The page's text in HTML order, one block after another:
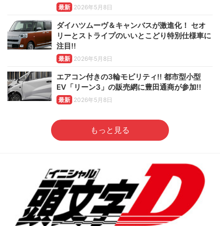
最新 2026年5月8日
ダイハツムーヴ＆キャンバスが激進化！ セオ
リーとストライプのいいとこどり特別仕様車に
注目!!
最新 2026年5月8日
エアコン付きの3輪モビリティ!! 都市型小型
EV「リーン3」の販売網に豊田通商が参加!!
最新 2026年5月8日
もっと見る